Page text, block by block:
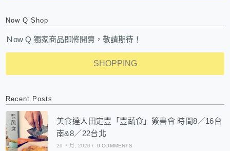
Now Q Shop
Ｎow Q 獨家商品即將開賣，敬請期待！
SHOPPING
Recent Posts
美食達人田定豐「豐蔬食」簽書會 時間8／16台
南&8／22台北
29 7 月, 2020 / 0 COMMENTS